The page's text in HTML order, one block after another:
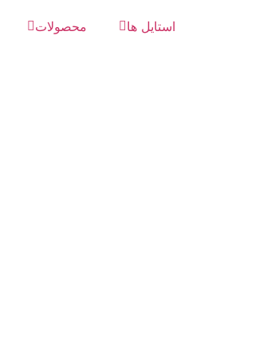
استایل ها محصولات